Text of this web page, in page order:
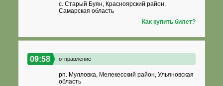
с. Старый Буян, Красноярский район,
Самарская область
Как купить билет?
09:58 отправление
рп. Мулловка, Мелекесский район, Ульяновская
область